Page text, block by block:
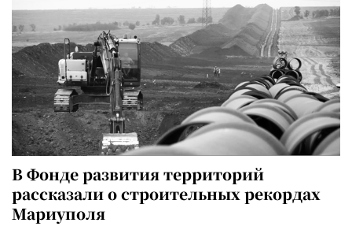
В Фонде развития территорий
рассказали о строительных рекордах
Мариуполя